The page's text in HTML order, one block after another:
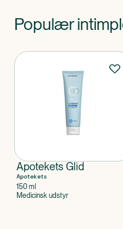
Populær
Produkter
Apotekets Glid
Apotekets
150 ml
Medicinsk udstyr